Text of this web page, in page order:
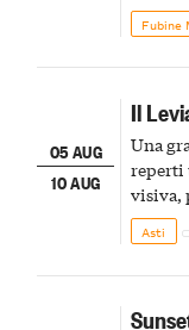
Fubine
05 AUG
10 AUG
Il
Una
reperti
visiva,
della
Asti